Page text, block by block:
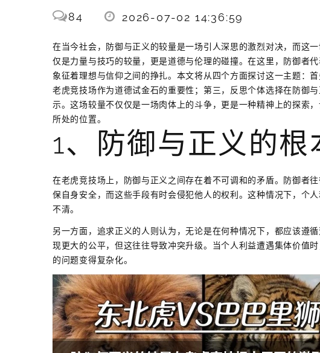
84 2026-07-02 14:36:59
在当今社会，防御与正义的较量是一场引人深思的激烈对决，而这
仅是力量与技巧的较量，更是道德与伦理的碰撞。在这里，防御者
象征着理想与信仰之间的挣扎。本文将从四个方面探讨这一主题：
老虎竞技场作为道德试金石的重要性；第三，反思个体选择在防御
示。这场较量不仅仅是一场肉体上的斗争，更是一种精神上的探索
所处的位置。
1、防御与正义的根
在老虎竞技场上，防御与正义之间存在着不可调和的矛盾。防御者
保自身安全，而这些手段有时会侵犯他人的权利。这种情况下，个
不清。
另一方面，追求正义的人则认为，无论是在何种情况下，都应该遵
现更大的公平，但这往往导致冲突升级。当个人利益遭遇集体价值
的问题变得复杂化。